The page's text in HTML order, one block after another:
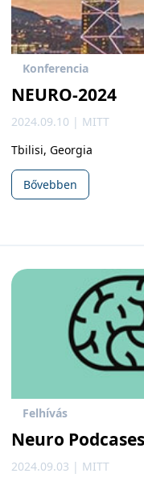
Konferencia
NEURO-2024
2024.09.10 | MITT
Tbilisi, Georgia
Bővebben
Felhívás
Neuro Podcases
2024.09.03 | MITT